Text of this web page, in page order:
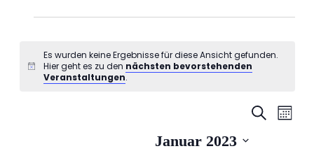
Hinweis
Es wurden keine Ergebnisse für diese Ansicht gefunden.
Hier geht es zu den nächsten bevorstehenden
Veranstaltungen.
SucheMonat
Januar 2023